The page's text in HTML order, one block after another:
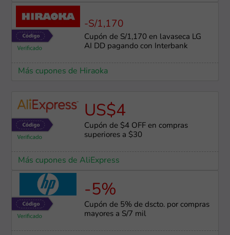
-S/1,170
Cupón de S/1,170 en lavaseca LG
AI DD pagando con Interbank
Más cupones de Hiraoka
US$4
Cupón de $4 OFF en compras
superiores a $30
Más cupones de AliExpress
-5%
Cupón de 5% de dscto. por compras
mayores a S/7 mil